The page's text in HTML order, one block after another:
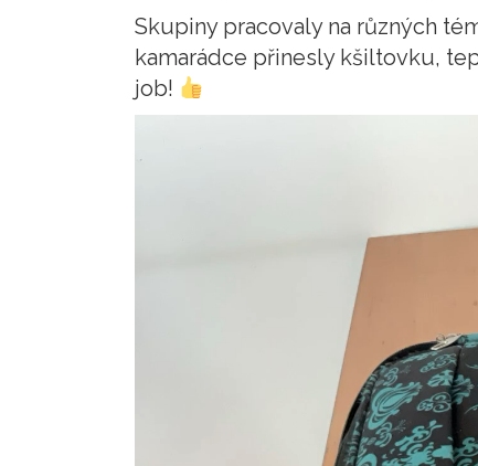
Skupiny pracovaly na různých
kamarádce přinesly kšiltovku,
job!